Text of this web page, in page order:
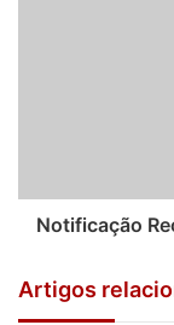
Notificação
Artigos